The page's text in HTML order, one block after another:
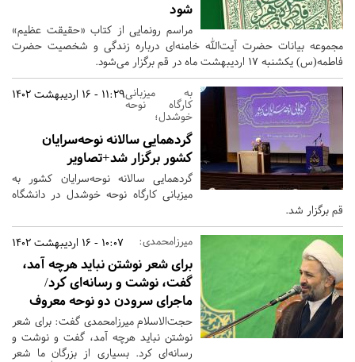
شود
مراسم رونمایی از کتاب «حقیقت عظیم»
مجموعه بیانات حضرت آیت‌الله خامنه‌ای درباره زندگی و شخصیت حضرت
فاطمه(س) یکشنبه 17 اردیبهشت ماه در قم برگزار می‌شود.
11:29 - 16 اردیبهشت 1402به میزبانی
کارگاه نوحه
خوشدل؛
گردهمایی سالانه نوحه‌سرایان
کشور برگزار شد+تصاویر
گردهمایی سالانه نوحه‌سرایان کشور به
میزبانی کارگاه نوحه خوشدل در دانشگاه
قم برگزار شد.
10:07 - 16 اردیبهشت 1402 میرزامحمدی:
برای شعر نوشتن نباید هرچه آمد،
گفت، نوشت و رسانه‌ای کرد/
ماجرای سرودن دو نوحه معروف
حجت‌الاسلام میرزامحمدی گفت: برای شعر
نوشتن نباید هرچه آمد، گفت و نوشت و
رسانه‌ای کرد. بسیاری از بزرگان ما شعر